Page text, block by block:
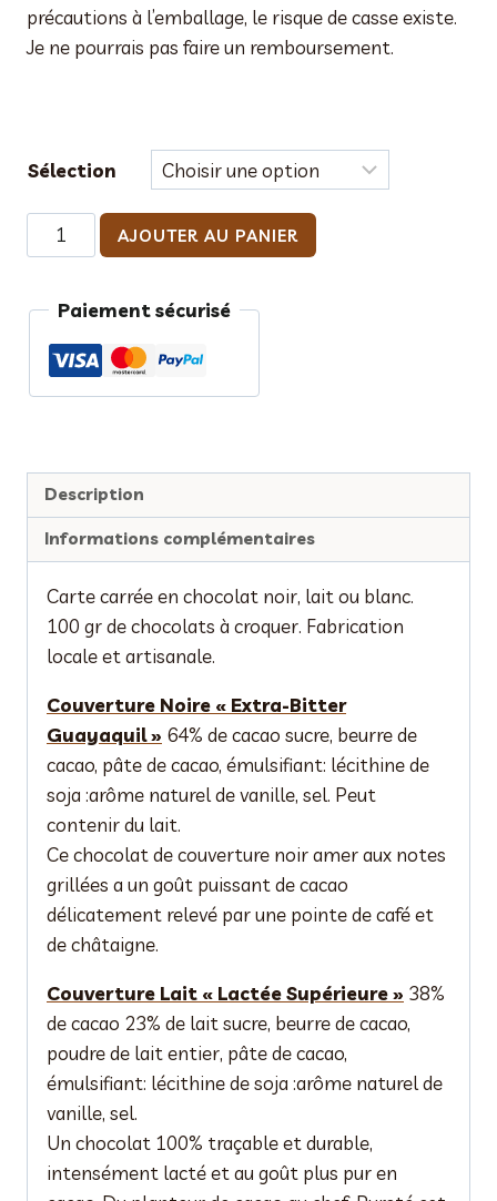
précautions à l’emballage, le risque de casse existe.
Je ne pourrais pas faire un remboursement.
Sélection
quantité
de
carrée
chocolat
AJOUTER AU PANIER
Paiement sécurisé
Description
Informations complémentaires
Carte carrée en chocolat noir, lait ou blanc.
100 gr de chocolats à croquer. Fabrication
locale et artisanale.
Couverture Noire « Extra-Bitter
Guayaquil » 64% de cacao sucre, beurre de
cacao, pâte de cacao, émulsifiant: lécithine de
soja :arôme naturel de vanille, sel. Peut
contenir du lait.
Ce chocolat de couverture noir amer aux notes
grillées a un goût puissant de cacao
délicatement relevé par une pointe de café et
de châtaigne.
Couverture Lait « Lactée Supérieure » 38%
de cacao 23% de lait sucre, beurre de cacao,
poudre de lait entier, pâte de cacao,
émulsifiant: lécithine de soja :arôme naturel de
vanille, sel.
Un chocolat 100% traçable et durable,
intensément lacté et au goût plus pur en